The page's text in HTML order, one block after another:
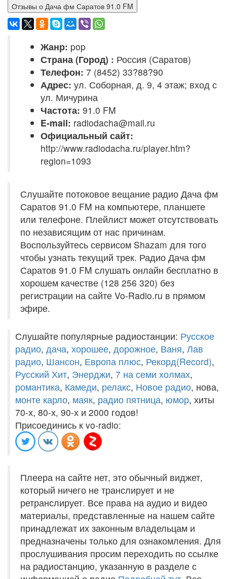
Отзывы о Дача фм Саратов 91.0 FM
Жанр: pop
Страна (Город) : Россия (Саратов)
Телефон: 7 (8452) 33?88?90
Адрес: ул. Соборная, д. 9, 4 этаж; вход с
ул. Мичурина
Частота: 91.0 FM
E-mail: radiodacha@mail.ru
Официальный сайт:
http://www.radiodacha.ru/player.htm?
region=1093
Слушайте потоковое вещание радио Дача фм
Саратов 91.0 FM на компьютере, планшете
или телефоне. Плейлист может отсутствовать
по независящим от нас причинам.
Воспользуйтесь сервисом Shazam для того
чтобы узнать текущий трек. Радио Дача фм
Саратов 91.0 FM слушать онлайн бесплатно в
хорошем качестве (128 256 320) без
регистрации на сайте Vo-Radio.ru в прямом
эфире.
Слушайте популярные радиостанции: Русское
радио, дача, хорошее, дорожное, Ваня, Лав
радио, Шансон, Европа плюс, Рекорд(Record),
Русский Хит, Энерджи, 7 на семи холмах,
романтика, Камеди, релакс, Новое радио, нова,
монте карло, маяк, радио пятница, юмор, хиты
70-х, 80-х, 90-х и 2000 годов!
Присоединись к vo-radio:
Плеера на сайте нет, это обычный виджет,
который ничего не транслирует и не
ретранслирует. Все права на аудио и видео
материалы, представленные на нашем сайте
принадлежат их законным владельцам и
предназначены только для ознакомления. Для
прослушивания просим переходить по ссылке
на радиостанцию, указанную в разделе с